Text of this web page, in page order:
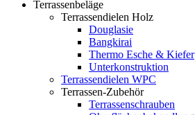
Terrassenbeläge
Terrassendielen Holz
Douglasie
Bangkirai
Thermo Esche & Kiefer
Unterkonstruktion
Terrassendielen WPC
Terrassen-Zubehör
Terrassenschrauben